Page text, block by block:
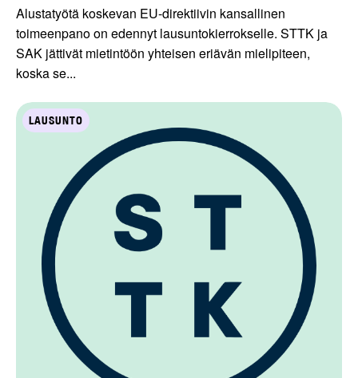
Alustatyötä koskevan EU-direktiivin kansallinen
toimeenpano on edennyt lausuntokierrokselle. STTK ja
SAK jättivät mietintöön yhteisen eriävän mielipiteen,
koska se...
LAUSUNTO